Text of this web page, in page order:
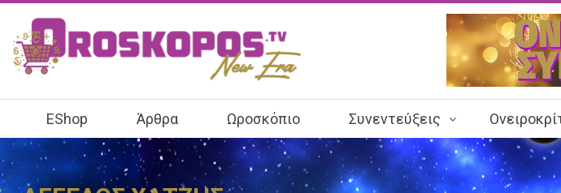
EShop Άρθρα Ωροσκόπιο Συνεντεύξεις